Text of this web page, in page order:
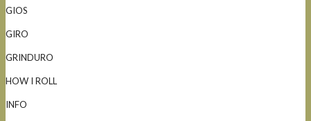
GIOS
GIRO
GRINDURO
HOW I ROLL
INFO